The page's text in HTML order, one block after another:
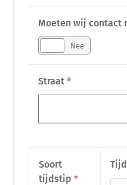
Moeten wij contact
Nee
Straat *
Soort
tijdstip *